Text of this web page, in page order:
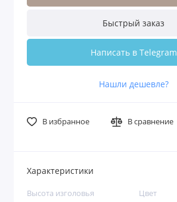
Быстрый заказ
Написать в Telegram
Нашли дешевле?
В избранное В сравнение
Характеристики
Высота изголовья Цвет